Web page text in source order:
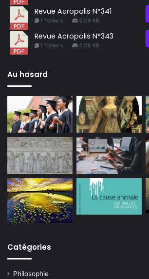
Revue Acropolis N°341
1 fichier·s 0.00 KB
Revue Acropolis N°343
1 fichier·s 0.00 KB
Au hasard
Catégories
Philosophie